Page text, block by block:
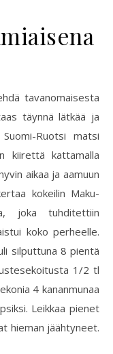
tavanomaisesta
täynnä lätkää ja
Ruotsi matsi
kiirettä kattamalla
aikaa ja aamuun
kokeilin Maku-
joka tuhditettiin
koko perheelle.
silputtuna 8 pientä
1/2 tl
4 kananmunaa
Leikkaa pienet
hieman jäähtyneet.